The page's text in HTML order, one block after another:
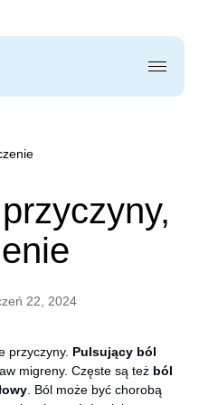
22, 2024
przyczyny. Pulsujący ból
migreny. Częste są też ból
. Ból może być chorobą